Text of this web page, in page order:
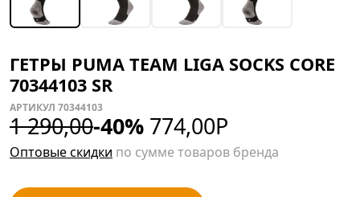
ГЕТРЫ PUMA TEAM LIGA SOCKS CORE
70344103 SR
АРТИКУЛ 70344103
1 290,00-40% 774,00Р
Оптовые скидки по сумме товаров бренда